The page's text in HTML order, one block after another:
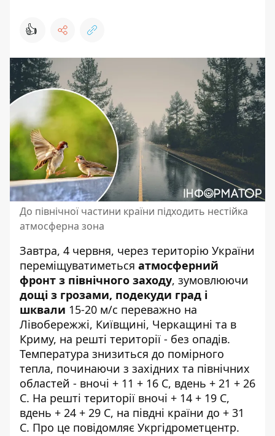
👍
До північної частини країни підходить нестійка
атмосферна зона
Завтра, 4 червня, через територію України
переміщуватиметься атмосферний
фронт з північного заходу, зумовлюючи
дощі з грозами, подекуди град і
шквали 15-20 м/с переважно на
Лівобережжі, Київщині, Черкащині та в
Криму, на решті території - без опадів.
Температура знизиться до помірного
тепла, починаючи з західних та північних
областей - вночі + 11 + 16 С, вдень + 21 + 26
С. На решті території вночі + 14 + 19 С,
вдень + 24 + 29 С, на півдні країни до + 31
С. Про це повідомляє Укргідрометцентр.